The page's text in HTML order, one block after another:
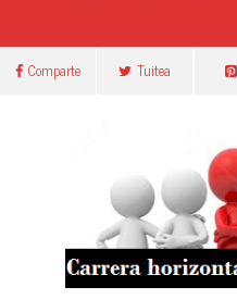
Comparte Tuitea